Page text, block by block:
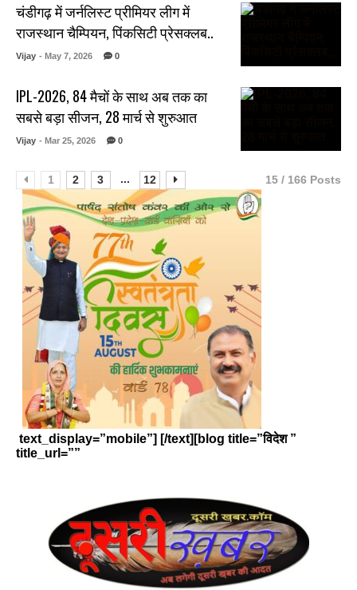
चंडीगढ़ में जर्नलिस्ट प्रीमियर लीग में
राजस्थान चैम्पियन, पिंकसिटी प्रेसक्लब..
Vijay - May 7, 2026 0
IPL-2026, 84 मैचों के साथ अब तक का
सबसे बड़ा सीजन, 28 मार्च से शुरुआत
Vijay - Mar 25, 2026 0
1 2 3 ... 12 15 / 166 Posts
text_display=”mobile”] [/text][blog title=”विदेश ”
title_url=””